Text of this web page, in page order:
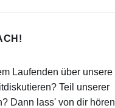
Laufenden über unsere
Teil unserer
Dann lass' von dir hören